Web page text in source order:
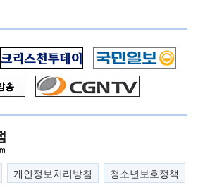
개인정보처리방침 청소년보호정책